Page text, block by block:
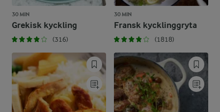
30 MIN
Grekisk kyckling
(316)
30 MIN
Fransk kycklinggryta
(1818)